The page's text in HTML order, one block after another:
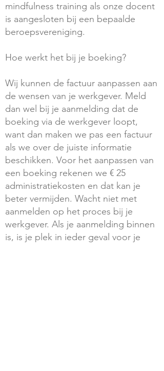
mindfulness training als onze docent
is aangesloten bij een bepaalde
beroepsvereniging.
Hoe werkt het bij je boeking?
Wij kunnen de factuur aanpassen aan
de wensen van je werkgever. Meld
dan wel bij je aanmelding dat de
boeking via de werkgever loopt,
want dan maken we pas een factuur
als we over de juiste informatie
beschikken. Voor het aanpassen van
een boeking rekenen we € 25
administratiekosten en dat kan je
beter vermijden. Wacht niet met
aanmelden op het proces bij je
werkgever. Als je aanmelding binnen
is, is je plek in ieder geval voor je